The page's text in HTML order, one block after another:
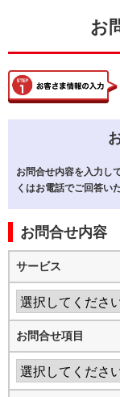
お
お問合せ内容を入力し
くはお電話でご回答い
お問合せ内容
サービス
お問合せ項目